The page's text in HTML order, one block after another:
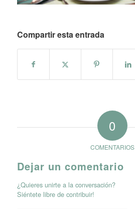
Compartir esta entrada
0
COMENTARIOS
Dejar un comentario
¿Quieres unirte a la conversación?
Siéntete libre de contribuir!